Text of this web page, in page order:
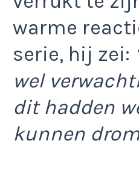
warme
serie, hij zei:
wel
dit hadden
kunnen